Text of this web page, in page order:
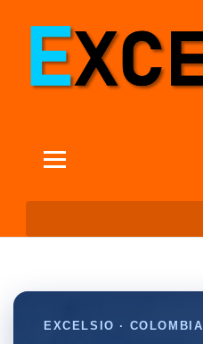
EXCELSIO · COLOMBIA